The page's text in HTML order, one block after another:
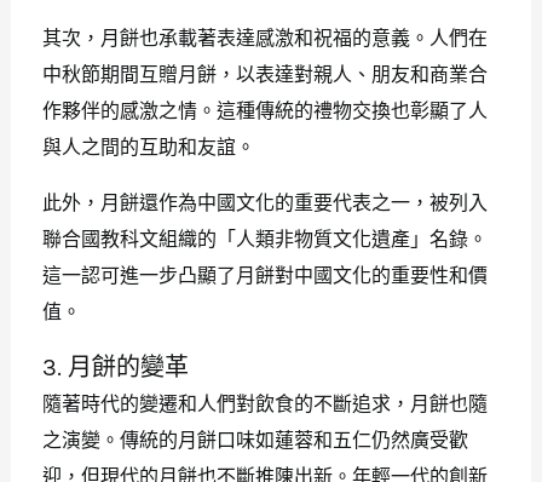
其次，月餅也承載著表達感激和祝福的意義。人們在
中秋節期間互贈月餅，以表達對親人、朋友和商業合
作夥伴的感激之情。這種傳統的禮物交換也彰顯了人
與人之間的互助和友誼。
此外，月餅還作為中國文化的重要代表之一，被列入
聯合國教科文組織的「人類非物質文化遺產」名錄。
這一認可進一步凸顯了月餅對中國文化的重要性和價
值。
3. 月餅的變革
隨著時代的變遷和人們對飲食的不斷追求，月餅也隨
之演變。傳統的月餅口味如蓮蓉和五仁仍然廣受歡
迎，但現代的月餅也不斷推陳出新。年輕一代的創新